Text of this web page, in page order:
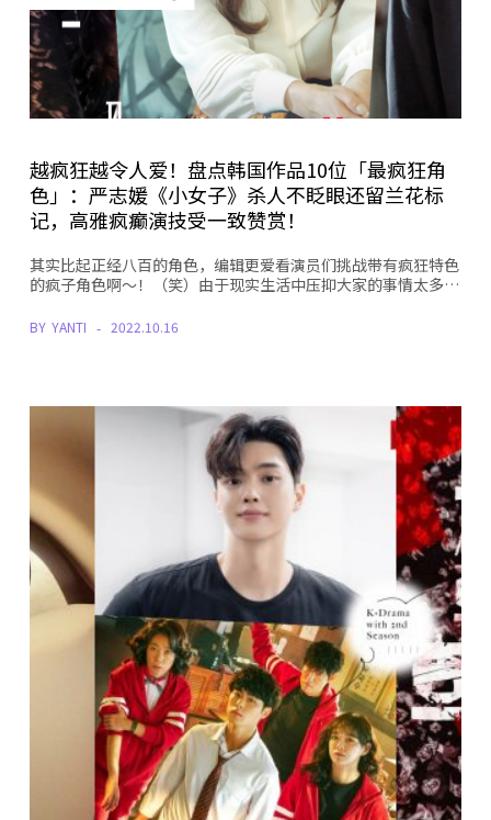
越疯狂越令人爱！盘点韩国作品10位「最疯狂角
色」：严志媛《小女子》杀人不眨眼还留兰花标
记，高雅疯癫演技受一致赞赏！
其实比起正经八百的角色，编辑更爱看演员们挑战带有疯狂特色
的疯子角色啊～！（笑）由于现实生活中压抑大家的事情太多…
BY YANTI 2022.10.16